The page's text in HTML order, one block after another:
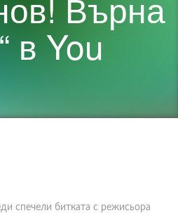
в You
спечели битката с режисьора